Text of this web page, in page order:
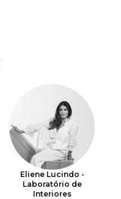
Eliene Lucindo -
Laboratório de
Interiores